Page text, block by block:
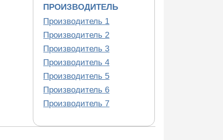
ПРОИЗВОДИТЕЛЬ
Производитель 1
Производитель 2
Производитель 3
Производитель 4
Производитель 5
Производитель 6
Производитель 7